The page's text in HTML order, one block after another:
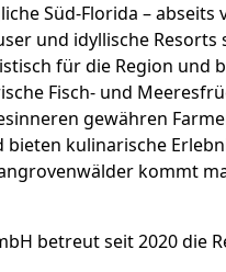
Süd-Florida – abseits
und idyllische
für die Region und
Fisch- und
gewähren
kulinarische
kommt
betreut seit 2020 die